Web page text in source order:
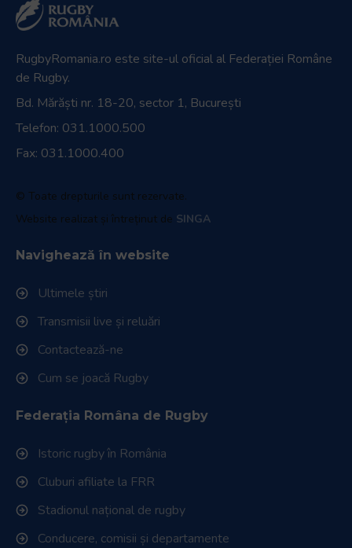
RugbyRomania.ro este site-ul oficial al Federației Române
de Rugby.
Bd. Mărăști nr. 18-20, sector 1, București
Telefon: 031.1000.500
Fax: 031.1000.400
© Toate drepturile sunt rezervate.
Website realizat și întreținut de SINGA
Navighează în website
Ultimele știri
Transmisii live și reluări
Contactează-ne
Cum se joacă Rugby
Federația Româna de Rugby
Istoric rugby în România
Cluburi afiliate la FRR
Stadionul național de rugby
Conducere, comisii și departamente